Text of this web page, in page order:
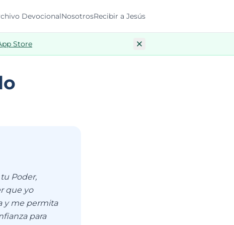
DevocionalNosotrosRecibir a Jesús
Store
Poder,
que yo
y me permita
para